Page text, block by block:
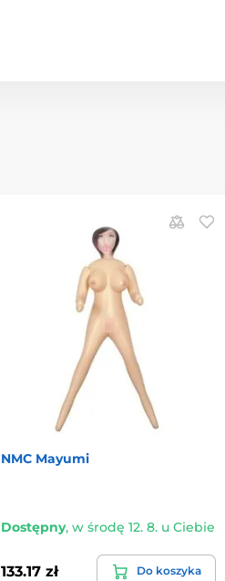
NMC Mayumi
Dostępny, w środę 12. 8. u Ciebie
133.17 zł Do koszyka